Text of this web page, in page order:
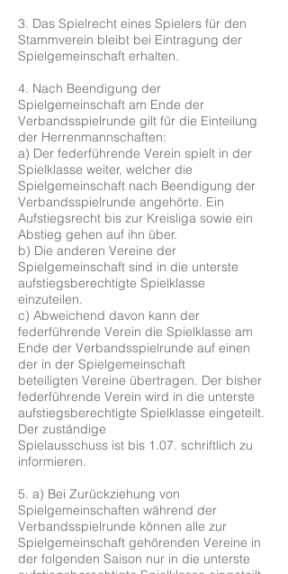
3. Das Spielrecht eines Spielers für den
Stammverein bleibt bei Eintragung der
Spielgemeinschaft erhalten.
4. Nach Beendigung der
Spielgemeinschaft am Ende der
Verbandsspielrunde gilt für die Einteilung
der Herrenmannschaften:
a) Der federführende Verein spielt in der
Spielklasse weiter, welcher die
Spielgemeinschaft nach Beendigung der
Verbandsspielrunde angehörte. Ein
Aufstiegsrecht bis zur Kreisliga sowie ein
Abstieg gehen auf ihn über.
b) Die anderen Vereine der
Spielgemeinschaft sind in die unterste
aufstiegsberechtigte Spielklasse
einzuteilen.
c) Abweichend davon kann der
federführende Verein die Spielklasse am
Ende der Verbandsspielrunde auf einen
der in der Spielgemeinschaft
beteiligten Vereine übertragen. Der bisher
federführende Verein wird in die unterste
aufstiegsberechtigte Spielklasse eingeteilt.
Der zuständige
Spielausschuss ist bis 1.07. schriftlich zu
informieren.
5. a) Bei Zurückziehung von
Spielgemeinschaften während der
Verbandsspielrunde können alle zur
Spielgemeinschaft gehörenden Vereine in
der folgenden Saison nur in die unterste